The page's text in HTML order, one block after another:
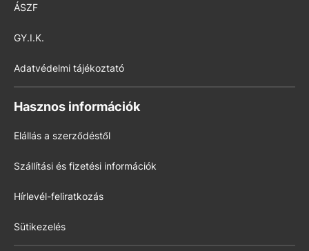
ÁSZF
GY.I.K.
Adatvédelmi tájékoztató
Hasznos információk
Elállás a szerződéstől
Szállítási és fizetési információk
Hírlevél-feliratkozás
Sütikezelés